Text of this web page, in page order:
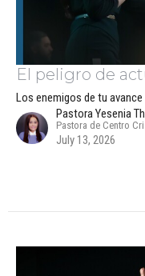
El peligro de
Los enemigos de tu avance
Pastora Yesenia
Pastora de Centro
July 13, 2026